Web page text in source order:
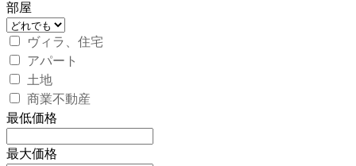
部屋
ヴィラ、住宅
アパート
土地
商業不動産
最低価格
最大価格